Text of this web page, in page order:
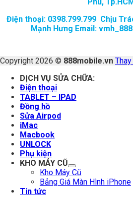
Phú, Tp.HCM
Điện thoại: 0398.799.799 Chịu
Mạnh Hưng Email:
Copyright 2026 © 888mobile.vn
DỊCH VỤ SỬA CHỮA:
Điện thoại
TABLET – IPAD
Đồng hồ
Sửa Airpod
iMac
Macbook
UNLOCK
Phụ kiện
KHO MÁY CŨ
Kho Máy Cũ
Bảng Giá Màn Hình iPhone
Tin tức